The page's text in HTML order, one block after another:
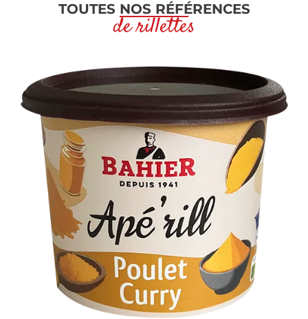
TOUTES NOS RÉFÉRENCES
de rillettes